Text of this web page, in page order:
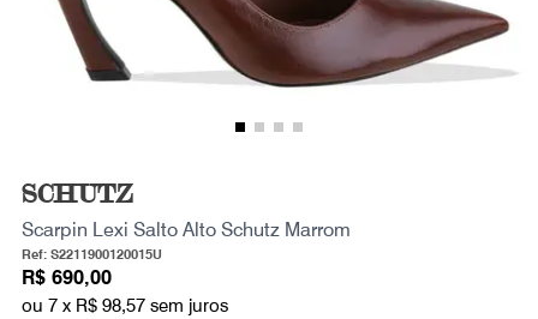
SCHUTZ
Scarpin Lexi Salto Alto Schutz Marrom
Ref: S2211900120015U
R$ 690,00
ou 7 x R$ 98,57 sem juros